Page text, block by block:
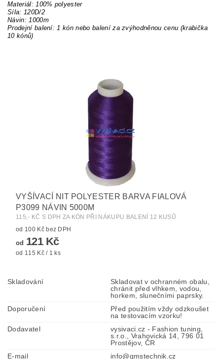
Materiál: 100% polyester
Síla: 120D/2
Návin: 1000m
Prodejní balení: 1 kón nebo balení za zvýhodněnou cenu (krabička
10 kónů)
VYŠÍVACÍ NIT POLYESTER BARVA FIALOVÁ
P3099 NÁVIN 5000M
115,- KČ S DPH ZA KÓN PŘI NÁKUPU BALENÍ 12 KUSŮ
od 100 Kč bez DPH
od 121 Kč
od 115 Kč / 1 ks
Skladování
Skladovat v ochranném obalu,
chránit před vlhkem, vodou,
horkem, slunečními paprsky.
Doporučení
Před použitím vždy odzkoušet
na testovacím vzorku!
Dodavatel
vysivaci.cz - Fashion tuning,
s.r.o., Vrahovická 14, 796 01
Prostějov, ČR
E-mail
info@gmstechnik.cz